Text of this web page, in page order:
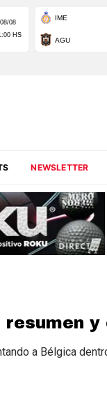
NEWSLETTER
resumen
a Bélgica